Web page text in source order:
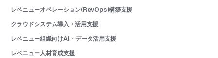
レベニューオペレーション(RevOps)構築支援
クラウドシステム導入・活用支援
レベニュー組織向けAI・データ活用支援
レベニュー人材育成支援